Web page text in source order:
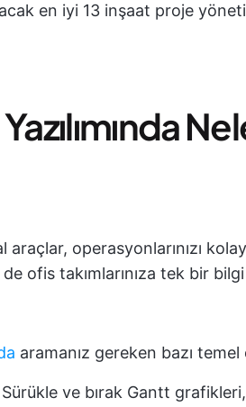
en iyi 13 inşaat proje
operasyonlarınızı
ofis takımlarınıza tek bir bilgi
aramanız gereken bazı
Sürükle ve bırak Gantt